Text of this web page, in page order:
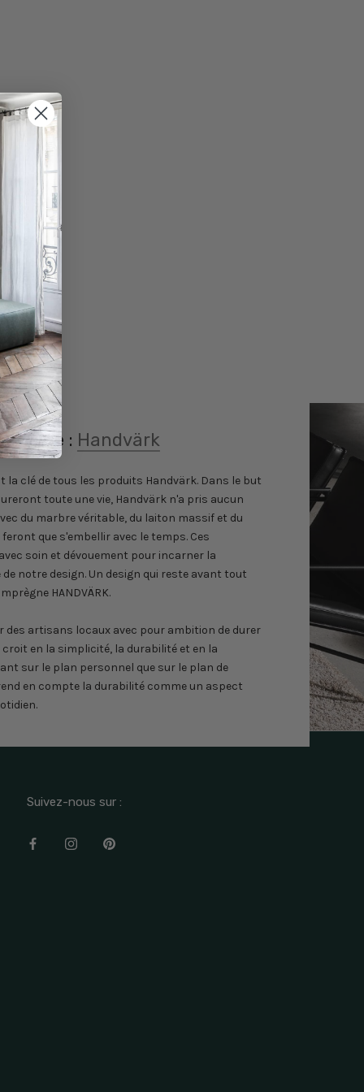
de : Handvärk
la clé de tous les produits Handvärk. Dans le but
toute une vie, Handvärk n'a pris aucun
du marbre véritable, du laiton massif et du
que s'embellir avec le temps. Ces
soin et dévouement pour incarner la
notre design. Un design qui reste avant tout
HANDVÄRK.
artisans locaux avec pour ambition de durer
croit en la simplicité, la durabilité et en la
sur le plan personnel que sur le plan de
en compte la durabilité comme un aspect
Suivez-nous sur :